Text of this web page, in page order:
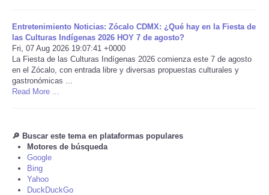
Internacionales
Negocios
Salud
Tiempo
CATEGORIES
Entretenimiento Noticias: Zócalo CDMX: ¿Qué hay en la Fiesta de
las Culturas Indígenas 2026 HOY 7 de agosto?
Fri, 07 Aug 2026 19:07:41 +0000
La Fiesta de las Culturas Indígenas 2026 comienza este 7 de agosto
en el Zócalo, con entrada libre y diversas propuestas culturales y
gastronómicas ...
Read More ...
🔎 Buscar este tema en plataformas populares
Motores de búsqueda
Google
Bing
Yahoo
DuckDuckGo